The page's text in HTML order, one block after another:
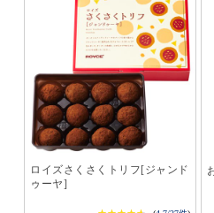
ロイズさくさくトリフ[ジャンド
ゥーヤ]